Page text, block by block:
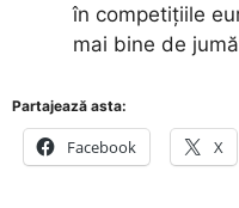
în competițiile
mai bine de
Partajează asta:
Facebook X